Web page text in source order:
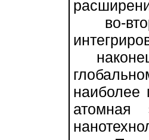
во-
наиболее
атомная